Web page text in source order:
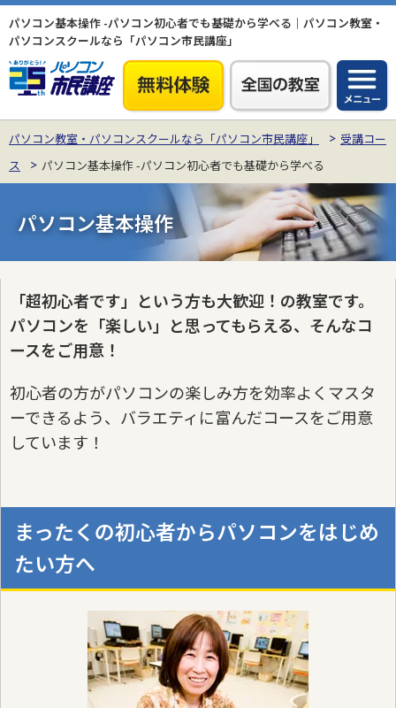
パソコン基本操作 -パソコン初心者でも基礎から学べる｜パソコン教室・
パソコンスクールなら「パソコン市民講座」
パソコン教室・パソコンスクールなら「パソコン市民講座」
受講コー
ス
パソコン基本操作 -パソコン初心者でも基礎から学べる
パソコン基本操作
「超初心者です」という方も大歓迎！の教室です。
パソコンを「楽しい」と思ってもらえる、そんなコ
ースをご用意！
初心者の方がパソコンの楽しみ方を効率よくマスタ
ーできるよう、バラエティに富んだコースをご用意
しています！
まったくの初心者からパソコンをはじめ
たい方へ